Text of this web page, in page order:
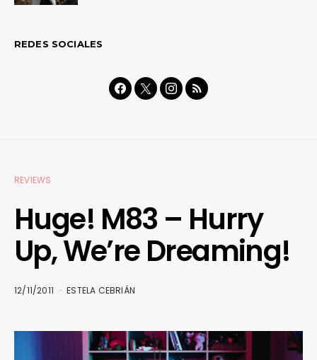
REDES SOCIALES
REVIEWS
Huge! M83 – Hurry
Up, We’re Dreaming!
12/11/2011 ESTELA CEBRIÁN